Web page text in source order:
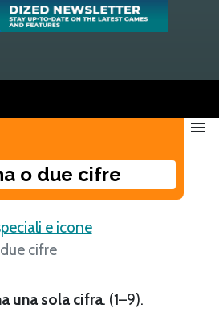
o due cifre
menu
e icone
cifre
una sola cifra. (1–9).